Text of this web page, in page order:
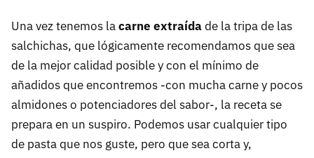
Una vez tenemos lacarne extraídade la tripa de las
salchichas, que lógicamente recomendamos que sea
de la mejor calidad posible y con el mínimo de
añadidos que encontremos -con mucha carne y pocos
almidones o potenciadores del sabor-, la receta se
prepara en un suspiro. Podemos usar cualquier tipo
de pasta que nos guste, pero que sea corta y,